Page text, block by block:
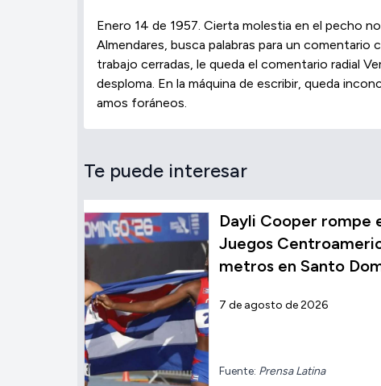
Enero 14 de 1957. Cierta molestia en el pecho
Almendares, busca palabras para un
trabajo cerradas, le queda el comentario radial
desploma. En la máquina de escribir, queda
amos foráneos.
Te puede interesar
Dayli Cooper rompe
Juegos
metros en Santo
7 de agosto de 2026
Fuente: Prensa Latina